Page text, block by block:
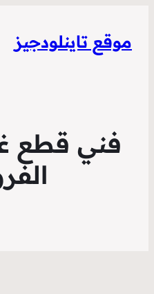
موقع تاينلودجيز
فني قطع